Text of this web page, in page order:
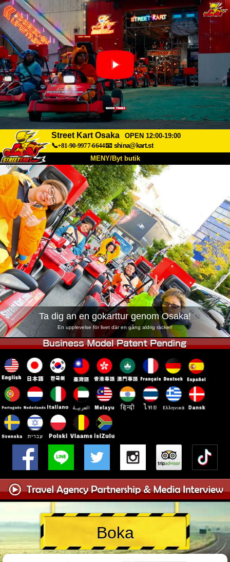
Street Kart Osaka
OPEN 12:00-19:00
📞+81-90-9977-6644📧 shina@kart.st
MENY/Byt butik
HEM
Om oss Specifikationer
Hitta hit Röster
Företag Boka
Byt butik
Tokyo Shinagawa Tokyo Akihabara#1
Tokyo Akihabara#2 Tokyo Shibuya
Tokyo Shibuya Annex Tokyo Bay
Tokyo Asakusa Osaka
Okinawa
Ta dig an en gokarttur genom Osaka!
En upplevelse för livet där en gång aldrig räcker!
Boka